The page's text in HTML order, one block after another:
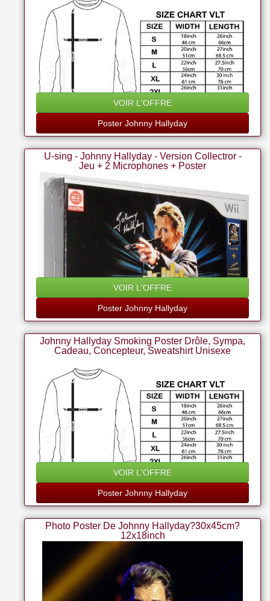
VOIR L'OFFRE
Poster Johnny Hallyday
U-sing - Johnny Hallyday - Version Collectror -
Jeu + 2 Microphones + Poster
VOIR L'OFFRE
Poster Johnny Hallyday
Johnny Hallyday Smoking Poster Drôle, Sympa,
Cadeau, Concepteur, Sweatshirt Unisexe
VOIR L'OFFRE
Poster Johnny Hallyday
Photo Poster De Johnny Hallyday?30x45cm?
12x18inch